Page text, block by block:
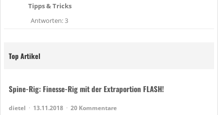
Tipps & Tricks
Antworten 3
Top Artikel
Spine-Rig: Finesse-Rig mit der Extraportion FLASH!
dietel 13.11.2018 20 Kommentare